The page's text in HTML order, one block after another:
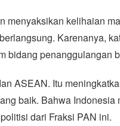
menyaksikan kelihaian
Karenanya,
bidang penanggulangan
ASEAN. Itu
baik. Bahwa
dari Fraksi PAN ini.